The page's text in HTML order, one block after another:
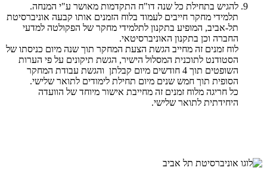
להגיש בתחילת כל שנה דו"ח התקדמות מאושר ע"י המנחה.
תלמידי מחקר חייבים לעמוד בלוח הזמנים אותו קבעה אוניברסיטת
תל-אביב, המופיע בתקנון לתלמידי מחקר של הפקולטה למדעי
החברה וכן בתקנון האוניברסיטאי.
לוח זמנים זה מחייב הגשת הצעת המחקר תוך שנה מיום כניסתו של
הסטודנט לתוכנית המסלול הישיר, הגשת תיקונים על פי הערות
השופטים תוך 4 חודשים מיום קבלתן והגשת עבודת המחקר
הסופית תוך חמש שנים מיום תחילת לימודים לתואר שלישי.
כל חריגה מלוח זמנים זה מחייבת אישור מיוחד של הוועדה
היחידתית לתואר שלישי.